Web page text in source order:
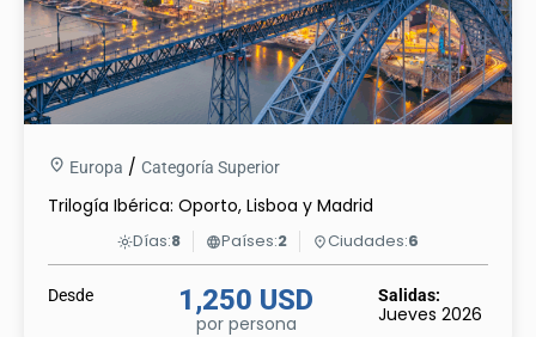
Europa / Categoría Superior
Trilogía Ibérica: Oporto, Lisboa y Madrid
light_modeDías:8 languagePaíses:2 placeCiudades:6
Desde 1,250 USD
por persona
Salidas:
Jueves 2026